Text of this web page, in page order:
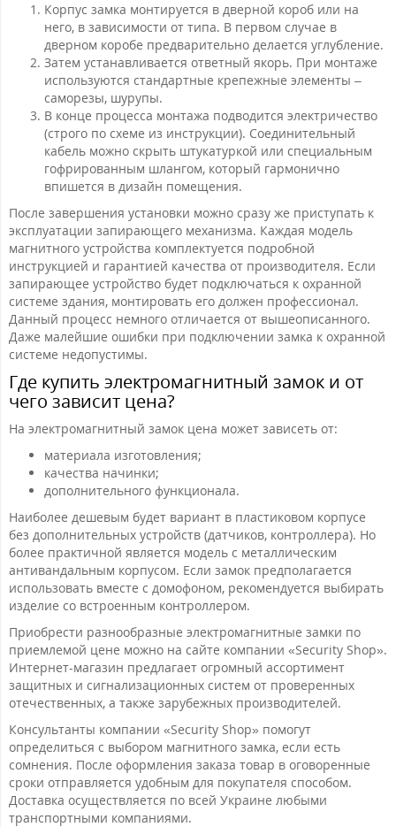
Корпус замка монтируется в дверной короб или на
него, в зависимости от типа. В первом случае в
дверном коробе предварительно делается углубление.
Затем устанавливается ответный якорь. При монтаже
используются стандартные крепежные элементы –
саморезы, шурупы.
В конце процесса монтажа подводится электричество
(строго по схеме из инструкции). Соединительный
кабель можно скрыть штукатуркой или специальным
гофрированным шлангом, который гармонично
впишется в дизайн помещения.
После завершения установки можно сразу же приступать к
эксплуатации запирающего механизма. Каждая модель
магнитного устройства комплектуется подробной
инструкцией и гарантией качества от производителя. Если
запирающее устройство будет подключаться к охранной
системе здания, монтировать его должен профессионал.
Данный процесс немного отличается от вышеописанного.
Даже малейшие ошибки при подключении замка к охранной
системе недопустимы.
Где купить электромагнитный замок и от
чего зависит цена?
На электромагнитный замок цена может зависеть от:
материала изготовления;
качества начинки;
дополнительного функционала.
Наиболее дешевым будет вариант в пластиковом корпусе
без дополнительных устройств (датчиков, контроллера). Но
более практичной является модель с металлическим
антивандальным корпусом. Если замок предполагается
использовать вместе с домофоном, рекомендуется выбирать
изделие со встроенным контроллером.
Приобрести разнообразные электромагнитные замки по
приемлемой цене можно на сайте компании «Security Shop».
Интернет-магазин предлагает огромный ассортимент
защитных и сигнализационных систем от проверенных
отечественных, а также зарубежных производителей.
Консультанты компании «Security Shop» помогут
определиться с выбором магнитного замка, если есть
сомнения. После оформления заказа товар в оговоренные
сроки отправляется удобным для покупателя способом.
Доставка осуществляется по всей Украине любыми
транспортными компаниями.